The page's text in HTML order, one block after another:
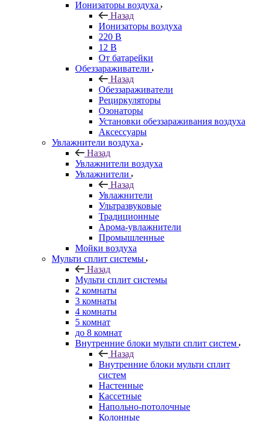
Ионизаторы воздуха
Назад
Ионизаторы воздуха
220 В
12 В
От батарейки
Обеззараживатели
Назад
Обеззараживатели
Рециркуляторы
Озонаторы
Установки обеззараживания воздуха
Аксессуары
Увлажнители воздуха
Назад
Увлажнители воздуха
Увлажнители
Назад
Увлажнители
Ультразвуковые
Традиционные
Арома-увлажнители
Промышленные
Мойки воздуха
Мульти сплит системы
Назад
Мульти сплит системы
2 комнаты
3 комнаты
4 комнаты
5 комнат
до 8 комнат
Внутренние блоки мульти сплит систем
Назад
Внутренние блоки мульти сплит
систем
Настенные
Кассетные
Напольно-потолочные
Колонные